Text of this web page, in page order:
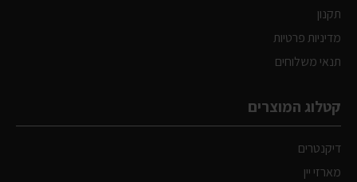
תקנון
מדיניות פרטיות
תנאי משלוחים
קטלוג המוצרים
דיקנטרים
מארזי יין